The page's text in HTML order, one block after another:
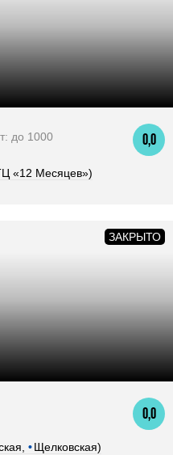
0,0
до 1000
«12 Месяцев»)
0,0
• Щелковская)